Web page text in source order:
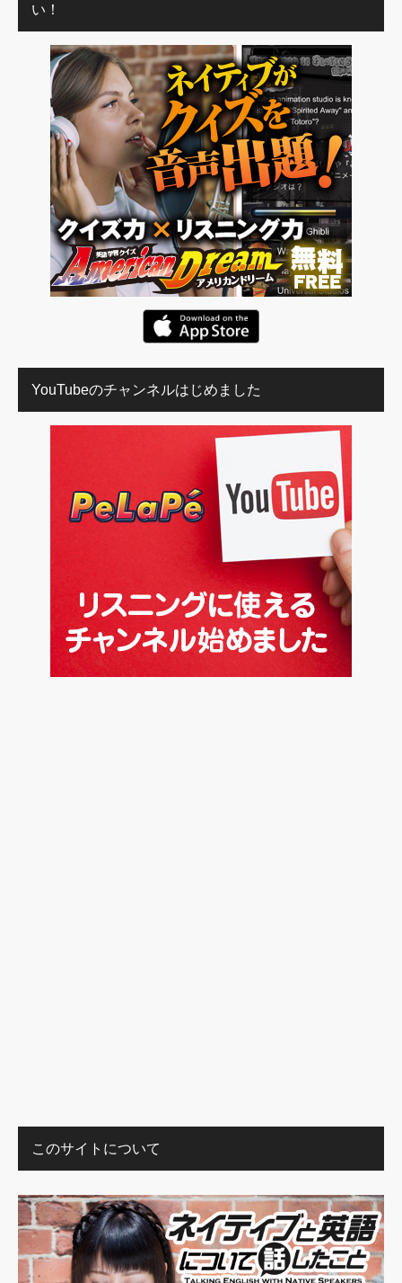
い！
YouTubeのチャンネルはじめました
このサイトについて